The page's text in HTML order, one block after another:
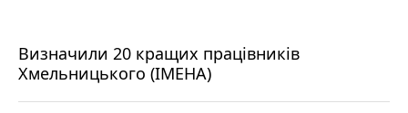
Визначили 20 кращих працівників
Хмельницького (ІМЕНА)